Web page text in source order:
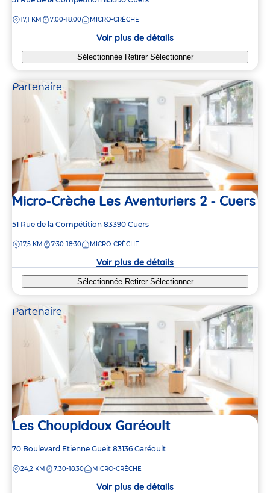
la
DISTANCE
17,1 KM 7:00-18:00 MICRO-CRÈCHE
Voir plus de détails
Sélectionnée Retirer Sélectionner
Partenaire
Micro-Crèche Les Aventuriers 2 - Cuers
Adresse
la
51 Rue de la Compétition 83390 Cuers
DISTANCE
17,5 KM 7:30-18:30 MICRO-CRÈCHE
Voir plus de détails
Sélectionnée Retirer Sélectionner
Partenaire
Les Choupidoux Garéoult
Adresse
la
70 Boulevard Etienne Gueit 83136 Garéoult
DISTANCE
24,2 KM 7:30-18:30 MICRO-CRÈCHE
Voir plus de détails